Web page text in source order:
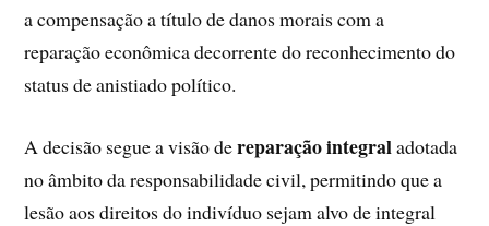
a compensação a título de danos morais com a
reparação econômica decorrente do reconhecimento do
status de anistiado político.
A decisão segue a visão dereparação integraladotada
no âmbito da responsabilidade civil, permitindo que a
lesão aos direitos do indivíduo sejam alvo de integral